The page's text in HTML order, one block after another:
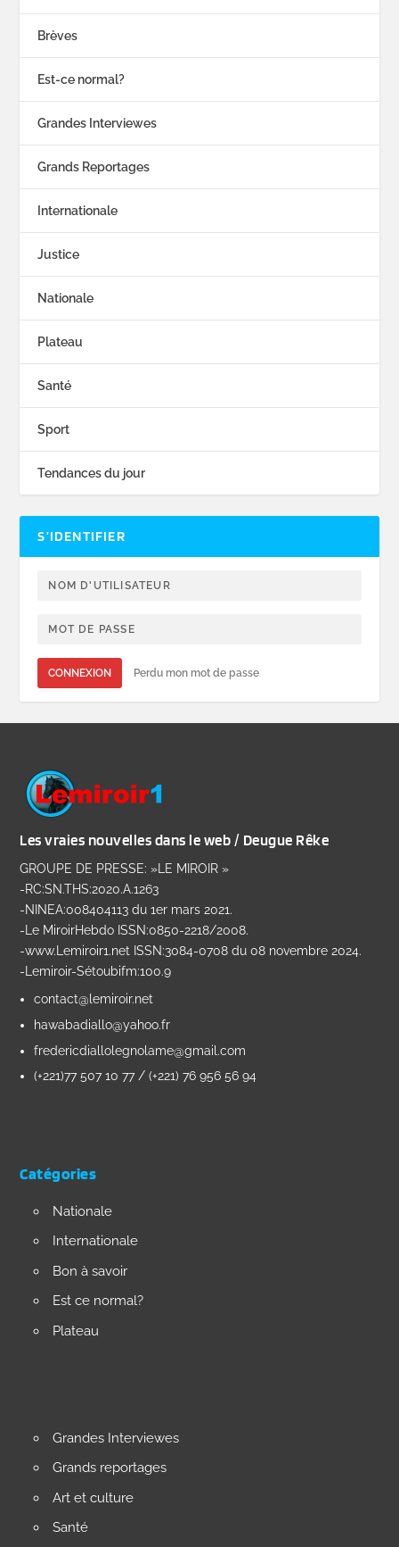
Brèves
Est-ce normal?
Grandes Interviewes
Grands Reportages
Internationale
Justice
Nationale
Plateau
Santé
Sport
Tendances du jour
S’IDENTIFIER
CONNEXION Perdu mon mot de passe
Les vraies nouvelles dans le web / Deugue Rêke
GROUPE DE PRESSE: »LE MIROIR »
-RC:SN.THS:2020.A.1263
-NINEA:008404113 du 1er mars 2021.
-Le MiroirHebdo ISSN:0850-2218/2008.
-www.Lemiroir1.net ISSN:3084-0708 du 08 novembre 2024.
-Lemiroir-Sétoubifm:100.9
contact@lemiroir.net
hawabadiallo@yahoo.fr
fredericdiallolegnolame@gmail.com
(+221)77 507 10 77 / (+221) 76 956 56 94
Catégories
Nationale
Internationale
Bon à savoir
Est ce normal?
Plateau
Grandes Interviewes
Grands reportages
Art et culture
Santé